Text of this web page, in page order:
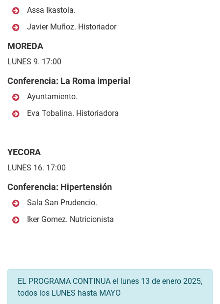
Assa Ikastola.
Javier Muñoz. Historiador
MOREDA
LUNES 9. 17:00
Conferencia: La Roma imperial
Ayuntamiento.
Eva Tobalina. Historiadora
YECORA
LUNES 16. 17:00
Conferencia: Hipertensión
Sala San Prudencio.
Iker Gomez. Nutricionista
EL PROGRAMA CONTINUA el lunes 13 de enero 2025,
todos los LUNES hasta MAYO